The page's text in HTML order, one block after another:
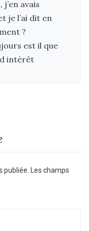
avais
je l’ai dit en
?
est il que
intérêt
publiée. Les champs